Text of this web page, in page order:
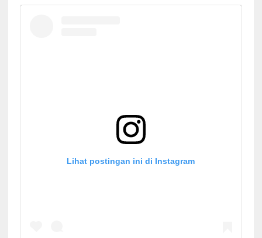
Lihat postingan ini di Instagram